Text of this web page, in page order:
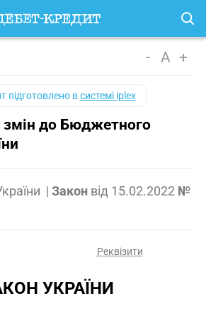
- A +
підготовлено всистемі iplex
змін до Бюджетного
| Закон від 15.02.2022 №
Реквізити
УКРАЇНИ